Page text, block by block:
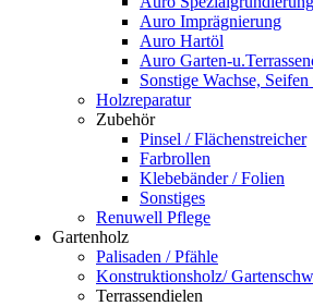
Auro Imprägnierung
Auro Hartöl
Auro Garten-
Sonstige Wachse,
Holzreparatur
Zubehör
Pinsel / Flächenstreicher
Farbrollen
Klebebänder / Folien
Sonstiges
Renuwell Pflege
Gartenholz
Palisaden / Pfähle
Konstruktionsholz/
Terrassendielen